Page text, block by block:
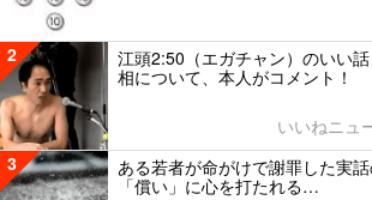
2
江頭2:50（エガチャン）のいい
相について、本人がコメント！
いいねニュ
3
ある若者が命がけで謝罪した実
「償い」に心を打たれる…